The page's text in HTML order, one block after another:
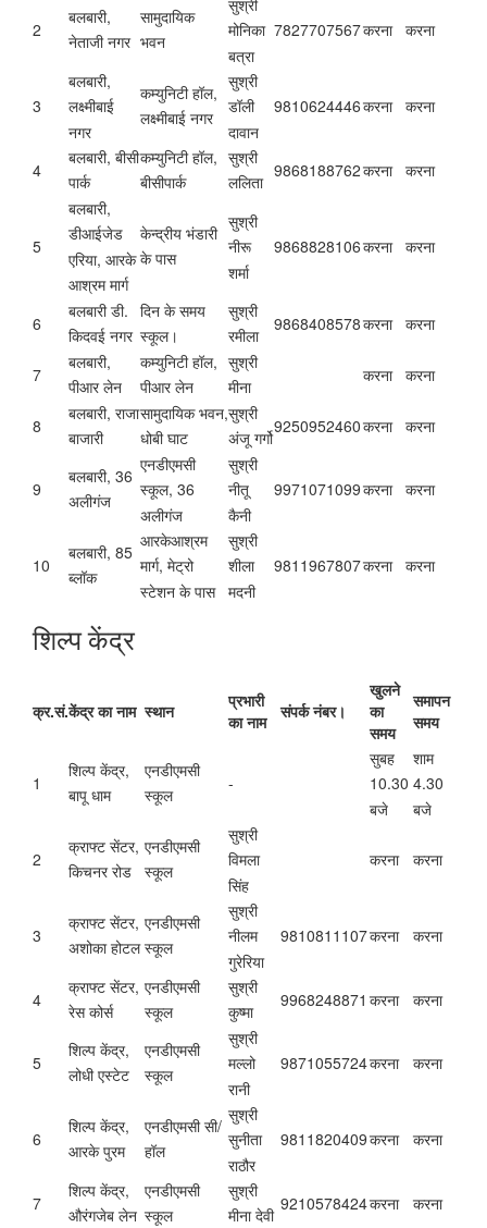
2
बलबारी,
नेताजी नगर
सामुदायिक
भवन
सुश्री
मोनिका
बत्रा
7827707567करना करना
3
बलबारी,
लक्ष्मीबाई
नगर
कम्युनिटी हॉल,
लक्ष्मीबाई नगर
सुश्री
डॉली
दावान
9810624446करना करना
4
बलबारी, बीसी
पार्क
कम्युनिटी हॉल,
बीसीपार्क
सुश्री
ललिता
9868188762करना करना
5
बलबारी,
डीआईजेड
एरिया, आरके
आश्रम मार्ग
केन्द्रीय भंडारी
के पास
सुश्री
नीरू
शर्मा
9868828106करना करना
6
बलबारी डी.
किदवई नगर
दिन के समय
स्कूल।
सुश्री
रमीला
9868408578करना करना
7
बलबारी,
पीआर लेन
कम्युनिटी हॉल,
पीआर लेन
सुश्री
मीना
करना करना
8
बलबारी, राजा
बाजारी
सामुदायिक भवन,
धोबी घाट
सुश्री
अंजू गर्गो
9250952460करना करना
9
बलबारी, 36
अलीगंज
एनडीएमसी
स्कूल, 36
अलीगंज
सुश्री
नीतू
कैनी
9971071099करना करना
10
बलबारी, 85
ब्लॉक
आरकेआश्रम
मार्ग, मेट्रो
स्टेशन के पास
सुश्री
शीला
मदनी
9811967807करना करना
शिल्प केंद्र
क्र.सं.केंद्र का नाम स्थान
प्रभारी
का नाम
संपर्क नंबर।
खुलने
का
समय
समापन
समय
1
शिल्प केंद्र,
बापू धाम
एनडीएमसी
स्कूल
-
सुबह
10.30
बजे
शाम
4.30
बजे
2
क्राफ्ट सेंटर,
किचनर रोड
एनडीएमसी
स्कूल
सुश्री
विमला
सिंह
करना करना
3
क्राफ्ट सेंटर,
अशोका होटल
एनडीएमसी
स्कूल
सुश्री
नीलम
गुरेरिया
9810811107करना करना
4
क्राफ्ट सेंटर,
रेस कोर्स
एनडीएमसी
स्कूल
सुश्री
कुष्मा
9968248871 करना करना
5
शिल्प केंद्र,
लोधी एस्टेट
एनडीएमसी
स्कूल
सुश्री
मल्लो
रानी
9871055724करना करना
6
शिल्प केंद्र,
आरके पुरम
एनडीएमसी सी/
हॉल
सुश्री
सुनीता
राठौर
9811820409करना करना
7
शिल्प केंद्र,
औरंगजेब लेन
एनडीएमसी
स्कूल
सुश्री
मीना देवी
9210578424करना करना